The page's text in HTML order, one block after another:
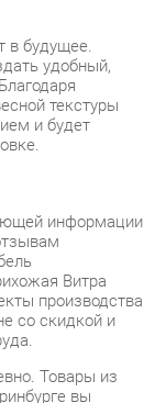
текстуры
и будет
информации
производства
скидкой и
Товары из
вы
на этаж